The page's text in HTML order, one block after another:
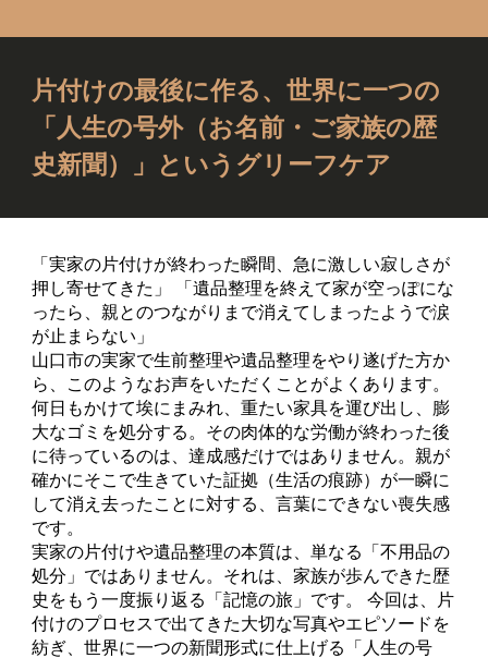
片付けの最後に作る、世界に一つの
「人生の号外（お名前・ご家族の歴
史新聞）」というグリーフケア
「実家の片付けが終わった瞬間、急に激しい寂しさが
押し寄せてきた」 「遺品整理を終えて家が空っぽにな
ったら、親とのつながりまで消えてしまったようで涙
が止まらない」
山口市の実家で生前整理や遺品整理をやり遂げた方か
ら、このようなお声をいただくことがよくあります。
何日もかけて埃にまみれ、重たい家具を運び出し、膨
大なゴミを処分する。その肉体的な労働が終わった後
に待っているのは、達成感だけではありません。親が
確かにそこで生きていた証拠（生活の痕跡）が一瞬に
して消え去ったことに対する、言葉にできない喪失感
です。
実家の片付けや遺品整理の本質は、単なる「不用品の
処分」ではありません。それは、家族が歩んできた歴
史をもう一度振り返る「記憶の旅」です。 今回は、片
付けのプロセスで出てきた大切な写真やエピソードを
紡ぎ、世界に一つの新聞形式に仕上げる「人生の号